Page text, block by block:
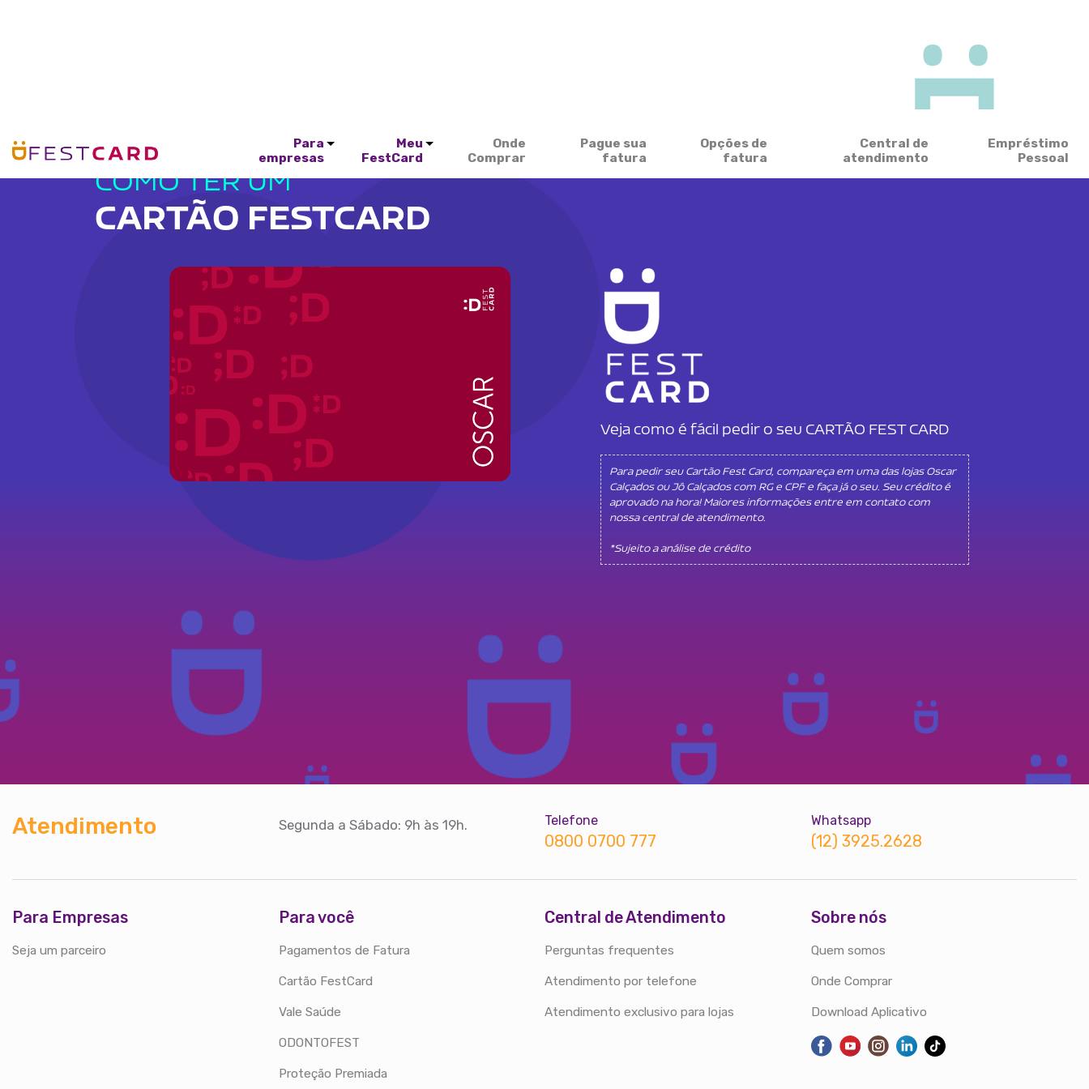
Para
empresas
Meu
FestCard
Onde
Comprar
Pague sua
fatura
Opções de
fatura
Central de
atendimento
Empréstimo
Pessoal
COMO TER UM
CARTÃO FESTCARD
Veja como é fácil pedir o seu CARTÃO FEST CARD
Para pedir seu Cartão Fest Card, compareça em uma das lojas Oscar
Calçados ou Jô Calçados com RG e CPF e faça já o seu. Seu crédito é
aprovado na hora! Maiores informações entre em contato com
nossa central de atendimento.
*Sujeito a análise de crédito
Atendimento Segunda a Sábado: 9h às 19h. Telefone
0800 0700 777
Whatsapp
(12) 3925.2628
Para Empresas
Seja um parceiro
Para você
Pagamentos de Fatura
Cartão FestCard
Vale Saúde
ODONTOFEST
Proteção Premiada
Central de Atendimento
Perguntas frequentes
Atendimento por telefone
Atendimento exclusivo para lojas
Sobre nós
Quem somos
Onde Comprar
Download Aplicativo